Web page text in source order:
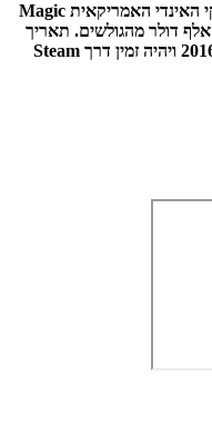
המשחק השאפתני של חברת משחקי האינדי האמריקאית Magic
& Mirrors הצליח לגייס מעל ל-38 אלף דולר מהגולשים. תאריך